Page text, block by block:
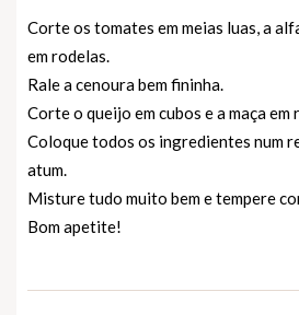
Corte os tomates em meias luas, a
em rodelas.
Rale a cenoura bem fininha.
Corte o queijo em cubos e a maça em
Coloque todos os ingredientes num
atum.
Misture tudo muito bem e tempere
Bom apetite!